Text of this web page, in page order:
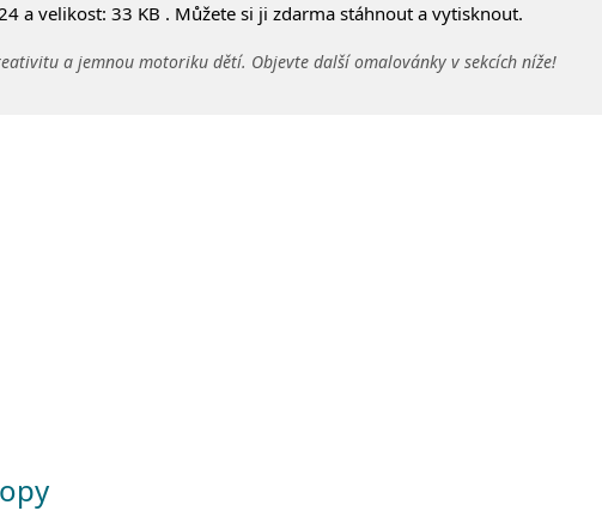
a velikost: 33 KB . Můžete si ji zdarma stáhnout a vytisknout.
a jemnou motoriku dětí. Objevte další omalovánky v sekcích níže!